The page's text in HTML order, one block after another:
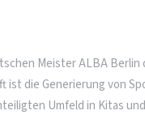
Meister ALBA Berlin
ist die Generierung von
Umfeld in Kitas